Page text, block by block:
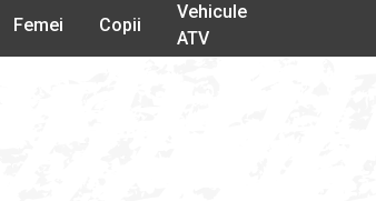
Femei Copii
Vehicule
ATV